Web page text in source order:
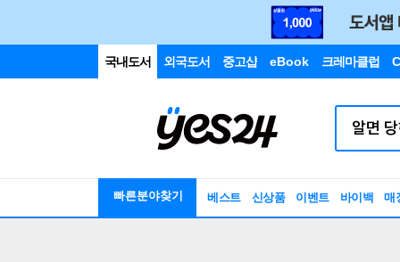
국내도서 외국도서 중고샵 eBook 크레마클럽
빠른분야찾기 베스트 신상품 이벤트 바이백 매